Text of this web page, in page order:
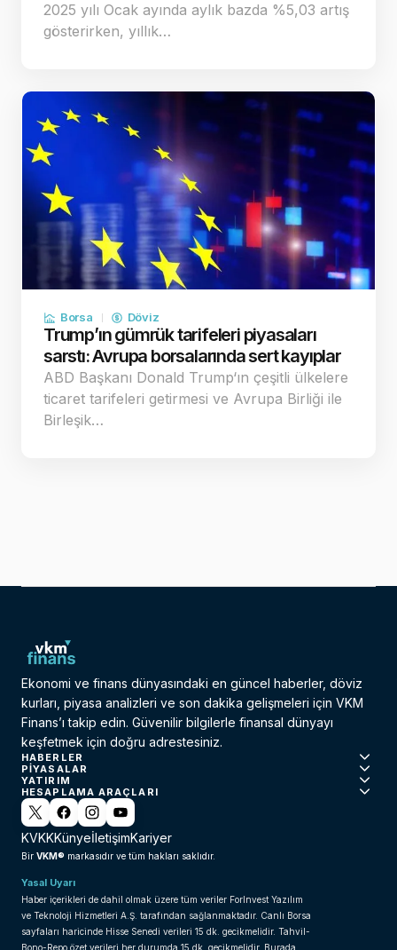
2025 yılı Ocak ayında aylık bazda %5,03 artış
gösterirken, yıllık…
Borsa Döviz
Trump’ın gümrük tarifeleri piyasaları
sarstı: Avrupa borsalarında sert kayıplar
ABD Başkanı Donald Trump‘ın çeşitli ülkelere
ticaret tarifeleri getirmesi ve Avrupa Birliği ile
Birleşik…
Ekonomi ve finans dünyasındaki en güncel haberler, döviz
kurları, piyasa analizleri ve son dakika gelişmeleri için VKM
Finans’ı takip edin. Güvenilir bilgilerle finansal dünyayı
keşfetmek için doğru adrestesiniz.
HABERLER
PIYASALAR
YATIRIM
HESAPLAMA ARAÇLARI
KVKKKünyeİletişimKariyer
Bir VKM® markasıdır ve tüm hakları saklıdır.
Yasal Uyarı
Haber içerikleri de dahil olmak üzere tüm veriler ForInvest Yazılım
ve Teknoloji Hizmetleri A.Ş. tarafından sağlanmaktadır. Canlı Borsa
sayfaları haricinde Hisse Senedi verileri 15 dk. gecikmelidir. Tahvil-
Bono-Repo özet verileri her durumda 15 dk. gecikmelidir. Burada